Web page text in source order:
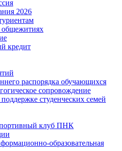
2026
кредит
распорядка обучающихся
сопровождение
студенческих семей
клуб ПНК
образовательная